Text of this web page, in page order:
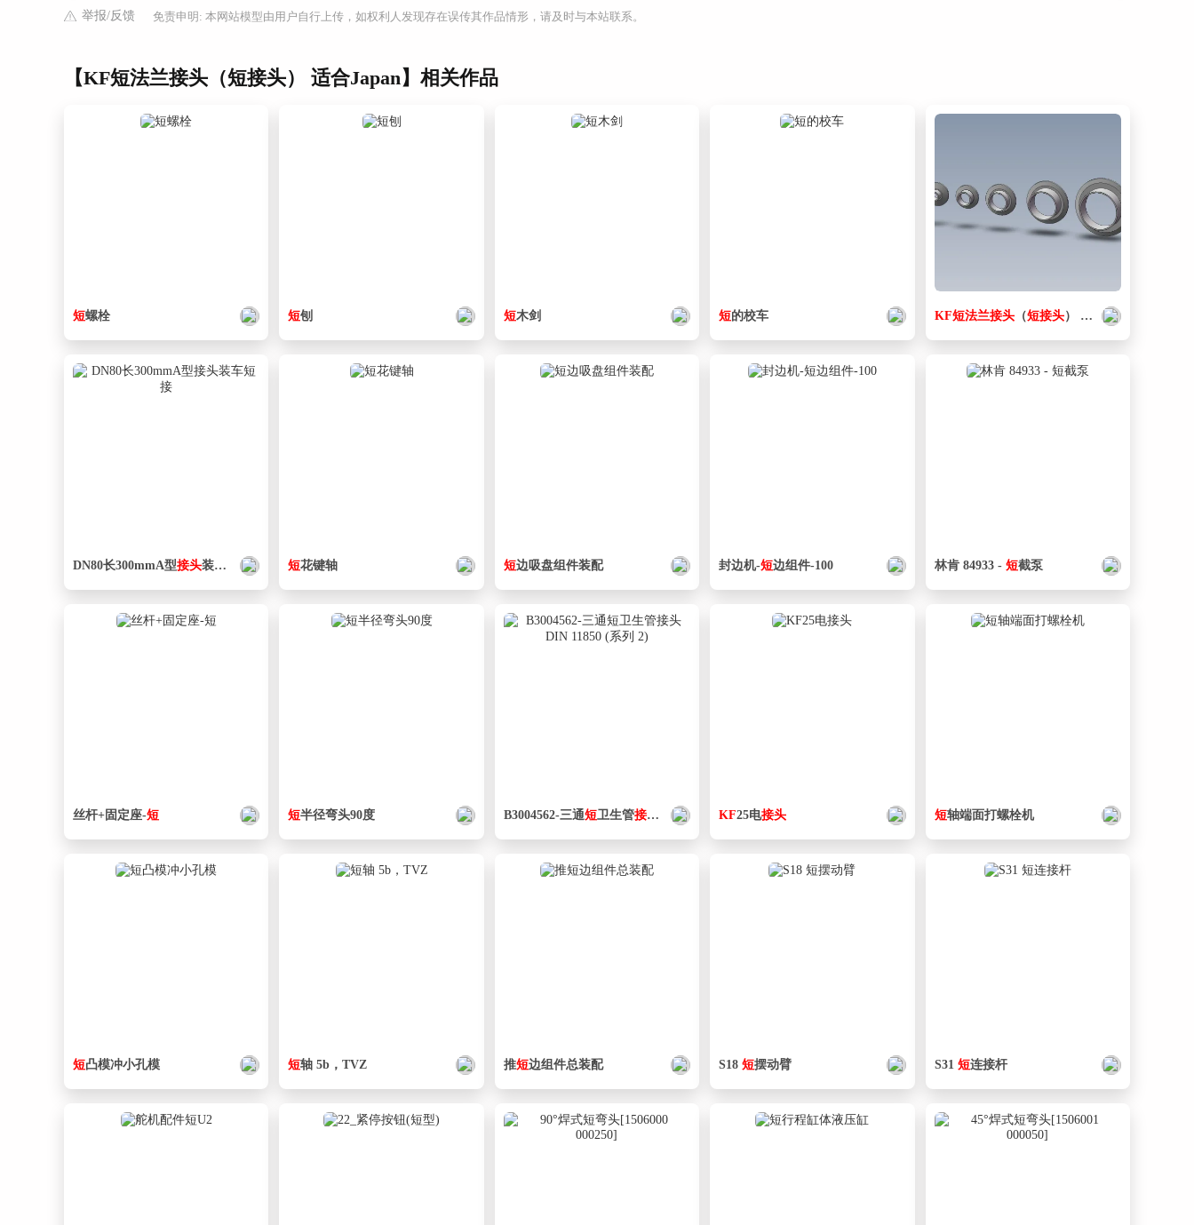
举报/反馈 免责申明: 本网站模型由用户自行上传，如权利人发现存在误传其作品情形，请及时与本站联系。
【KF短法兰接头（短接头） 适合Japan】相关作品
短螺栓 短刨 短木剑 短的校车 KF短法兰接头（短接头） 适合USA
DN80长300mmA型接头装车 接 短花键轴 短边吸盘组件装配 封边机-短边组件-100 林肯 84933 - 短截泵
丝杆+固定座-短 短半径弯头90度 B3004562-三通短卫生管接头 DIN 11850 (系列 2)
KF25电接头 短轴端面打螺栓机
短凸模冲小孔模 短轴 5b，TVZ 推短边组件总装配 S18短摆动臂 S31 短连接杆